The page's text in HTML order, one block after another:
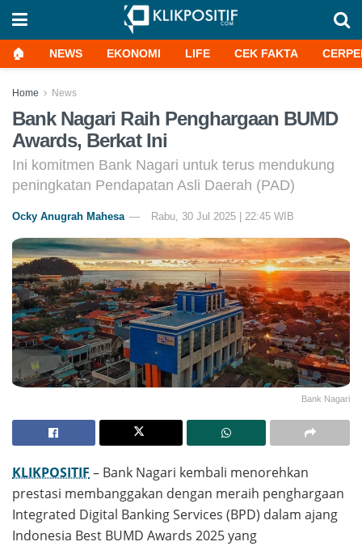
🏠 NEWS EKONOMI LIFE CEK FAKTA
Home News
Bank Nagari Raih Penghargaan BUMD
Awards, Berkat Ini
Ini komitmen Bank Nagari untuk terus mendukung
peningkatan Pendapatan Asli Daerah (PAD)
Ocky Anugrah Mahesa Rabu, 30 Jul 2025 | 22:45 WIB
Bank Nagari
KLIKPOSITIF – Bank Nagari kembali menorehkan
prestasi membanggakan dengan meraih penghargaan
Integrated Digital Banking Services (BPD) dalam ajang
Indonesia Best BUMD Awards 2025 yang